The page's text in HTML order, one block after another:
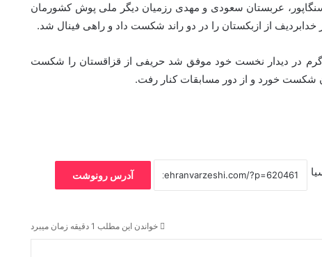
حریفانی از سنگاپور، عربستان سعودی و مهدی رزمیان دیگر ملی پوش کشورمان
خدابردیف از ازبکستان را در دو راند شکست داد و راهی فینال شد.
دیگر ملی پوش کشورمان در وزن ۷۳+ کیلوگرم در دیدار نخست خود موفق شد حریفی از قزاقستان را شکست
شکست خورد و از دور مسابقات کنار رفت.
آدرس رونوشت
خواندن این مطلب 1 دقیقه زمان میبرد